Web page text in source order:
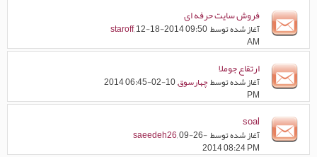
فروش سایت حرفه ای
آغاز شده توسط staroff, 12-18-2014 09:50
AM
ارتقاع جوملا
آغاز شده توسطچهارسوق , 10-02-2014 06:45
PM
soal
آغاز شده توسط saeedeh26, 09-26-
2014 08:24 PM